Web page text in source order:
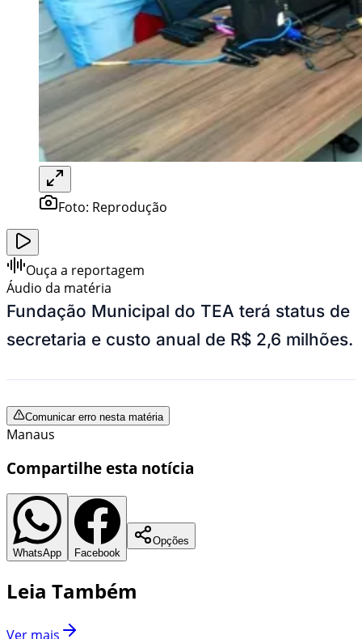
Foto: Reprodução
Ouça a reportagem
Áudio da matéria
Fundação Municipal do TEA terá status de
secretaria e custo anual de R$ 2,6 milhões.
Comunicar erro nesta matéria
Manaus
Compartilhe esta notícia
WhatsApp Facebook
Opções
Leia Também
Ver mais